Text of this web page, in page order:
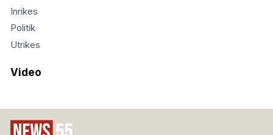
Inrikes
Politik
Utrikes
Video